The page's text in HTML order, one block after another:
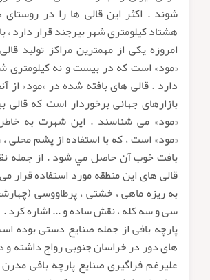
شوند . اكثر اين قالى ها را در
هشتاد كيلومترى شهر بيرجند قرار دارد ،
امروزه يكى از مهمترين مراكز توليد
«مود» است كه در بيست و نه كيلومترى
دارد . قالى هاى بافته شده در «مود» از
بازارهاى جهانى برخوردار است كه قالى
«مود» مى شناسند . اين شهرت به
«مود» است ، كه با استفاده از پشم محلى
بافت خوب آن حاصل مي شود . از جمله
قالى هاى اين منطقه مورد استفاده قرار
به ريزه ماهى ، خشتى ، پرطاووسى
سى و سه كله ، نقش ساده و ... اشاره كرد .
پارچه بافى از جمله صنايع دستى بوده
هاى دور در خراسان جنوبى رواج داشته و
عليرغم فراگيرى صنايع پارچه بافى